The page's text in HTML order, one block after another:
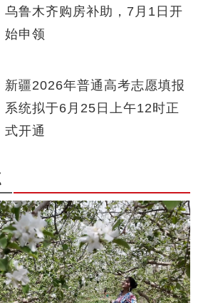
乌鲁木齐购房补助，7月1日开
始申领
新疆2026年普通高考志愿填报
系统拟于6月25日上午12时正
式开通
你为邻】新疆水果的跨国情缘
疆繁荣兵团 2026兵团文旅推介